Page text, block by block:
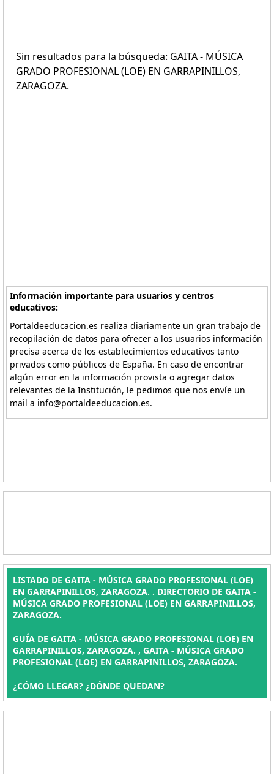
Sin resultados para la búsqueda: GAITA - MÚSICA
GRADO PROFESIONAL (LOE) EN GARRAPINILLOS,
ZARAGOZA.
Información importante para usuarios y centros
educativos:
Portaldeeducacion.es realiza diariamente un gran trabajo de
recopilación de datos para ofrecer a los usuarios información
precisa acerca de los establecimientos educativos tanto
privados como públicos de España. En caso de encontrar
algún error en la información provista o agregar datos
relevantes de la Institución, le pedimos que nos envíe un
mail a info@portaldeeducacion.es.
LISTADO DE GAITA - MÚSICA GRADO PROFESIONAL (LOE)
EN GARRAPINILLOS, ZARAGOZA. . DIRECTORIO DE GAITA -
MÚSICA GRADO PROFESIONAL (LOE) EN GARRAPINILLOS,
ZARAGOZA.
GUÍA DE GAITA - MÚSICA GRADO PROFESIONAL (LOE) EN
GARRAPINILLOS, ZARAGOZA. , GAITA - MÚSICA GRADO
PROFESIONAL (LOE) EN GARRAPINILLOS, ZARAGOZA.
¿CÓMO LLEGAR? ¿DÓNDE QUEDAN?